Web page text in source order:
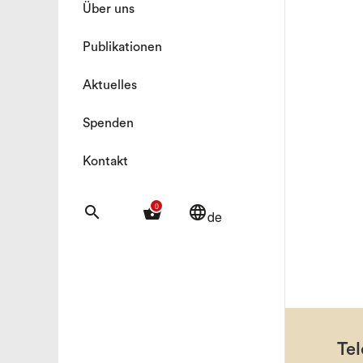
Über uns
Publikationen
Aktuelles
Spenden
Kontakt
search 0
shopping_basket languagede